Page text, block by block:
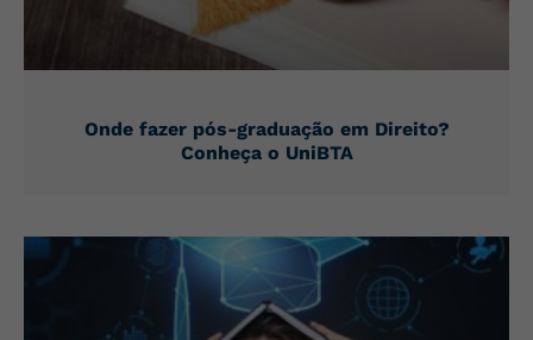
Onde fazer pós-graduação em Direito?
Conheça o UniBTA